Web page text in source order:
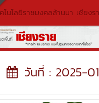
โนโลยีราชมงคลล้านนา เชียงร
วันที่ : 2025-